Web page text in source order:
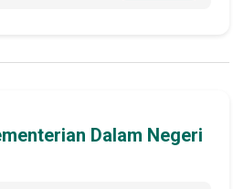
Dalam Negeri